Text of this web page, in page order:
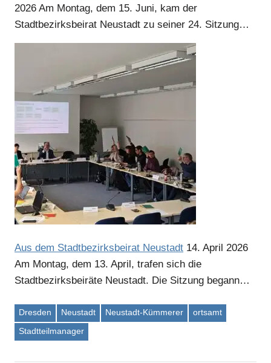
2026 Am Montag, dem 15. Juni, kam der
Stadtbezirksbeirat Neustadt zu seiner 24. Sitzung…
Aus dem Stadtbezirksbeirat Neustadt 14. April 2026
Am Montag, dem 13. April, trafen sich die
Stadtbezirksbeiräte Neustadt. Die Sitzung begann…
Dresden Neustadt Neustadt-Kümmerer
ortsamt
Stadtteilmanager